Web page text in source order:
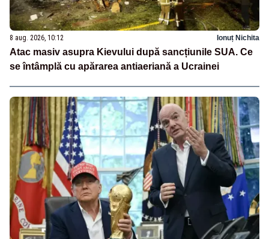
8 aug. 2026, 10:12 Ionuț Nichita
Atac masiv asupra Kievului după sancțiunile SUA. Ce
se întâmplă cu apărarea antiaeriană a Ucrainei